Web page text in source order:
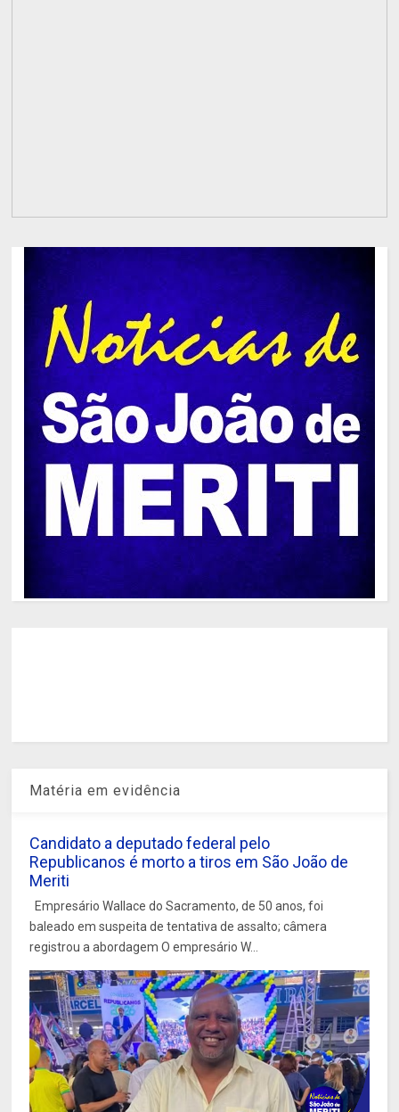
Matéria em evidência
Candidato a deputado federal pelo
Republicanos é morto a tiros em São João de
Meriti
Empresário Wallace do Sacramento, de 50 anos, foi
baleado em suspeita de tentativa de assalto; câmera
registrou a abordagem O empresário W...